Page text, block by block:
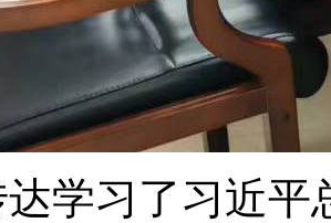
学习了习近平